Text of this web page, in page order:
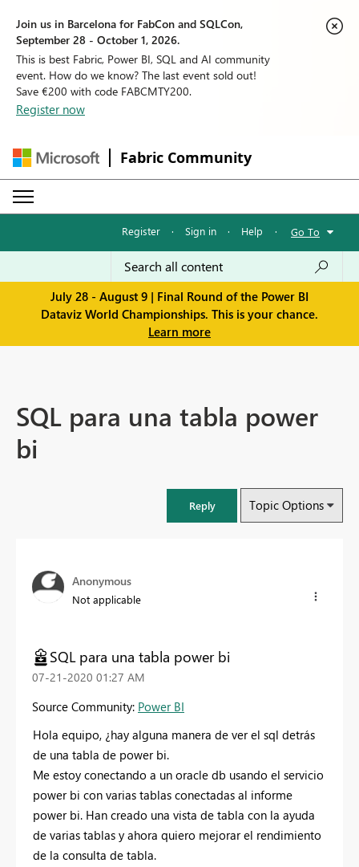
Join us in Barcelona for FabCon and SQLCon,
September 28 - October 1, 2026.
This is best Fabric, Power BI, SQL and AI community
event. How do we know? The last event sold out!
Save €200 with code FABCMTY200.
Register now
Fabric Community
Register · Sign in · Help · Go To
July 28 - August 9 | Final Round of the Power BI
Dataviz World Championships. This is your chance.
Learn more
SQL para una tabla power
bi
Reply Topic Options
Anonymous
Not applicable
SQL para una tabla power bi
‎07-21-2020 01:27 AM
Source Community: Power BI
Hola equipo, ¿hay alguna manera de ver el sql detrás
de una tabla de power bi.
Me estoy conectando a un oracle db usando el servicio
power bi con varias tablas conectadas al informe
power bi. Han creado una vista de tabla con la ayuda
de varias tablas y ahora quiero mejorar el rendimiento
de la consulta de tabla.